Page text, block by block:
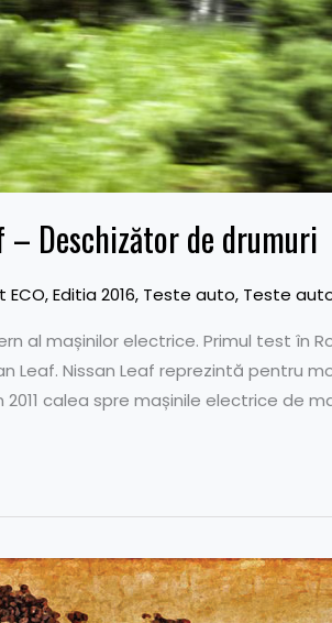
– Deschizător de drumuri
ECO,Editia 2016, Teste auto, Teste
al mașinilor electrice. Primul test în
Leaf. Nissan Leaf reprezintă pentru
calea spre mașinile electrice de